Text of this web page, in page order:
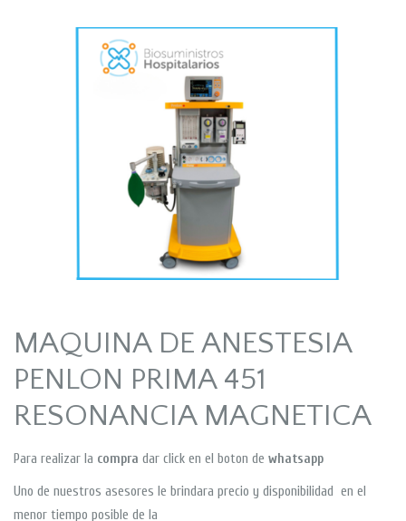
MAQUINA DE ANESTESIA
PENLON PRIMA 451
RESONANCIA MAGNETICA
Para realizar la compra dar click en el boton de whatsapp
Uno de nuestros asesores le brindara precio y disponibilidad en el
menor tiempo posible de la